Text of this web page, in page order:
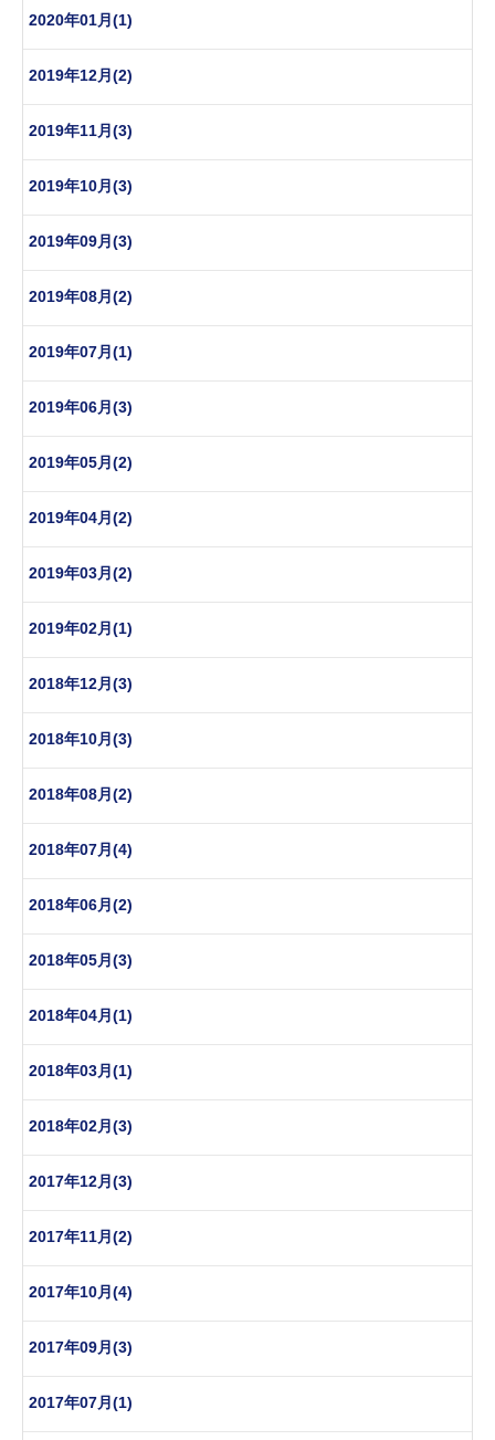
2020年01月(1)
2019年12月(2)
2019年11月(3)
2019年10月(3)
2019年09月(3)
2019年08月(2)
2019年07月(1)
2019年06月(3)
2019年05月(2)
2019年04月(2)
2019年03月(2)
2019年02月(1)
2018年12月(3)
2018年10月(3)
2018年08月(2)
2018年07月(4)
2018年06月(2)
2018年05月(3)
2018年04月(1)
2018年03月(1)
2018年02月(3)
2017年12月(3)
2017年11月(2)
2017年10月(4)
2017年09月(3)
2017年07月(1)